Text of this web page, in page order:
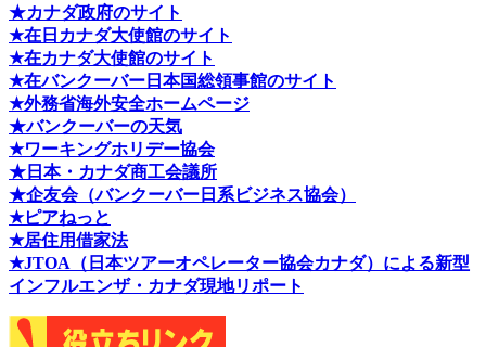
★カナダ政府のサイト
★在日カナダ大使館のサイト
★在カナダ大使館のサイト
★在バンクーバー日本国総領事館のサイト
★外務省海外安全ホームページ
★バンクーバーの天気
★ワーキングホリデー協会
★日本・カナダ商工会議所
★企友会（バンクーバー日系ビジネス協会）
★ピアねっと
★居住用借家法
★JTOA（日本ツアーオペレーター協会カナダ）による新型
インフルエンザ・カナダ現地リポート